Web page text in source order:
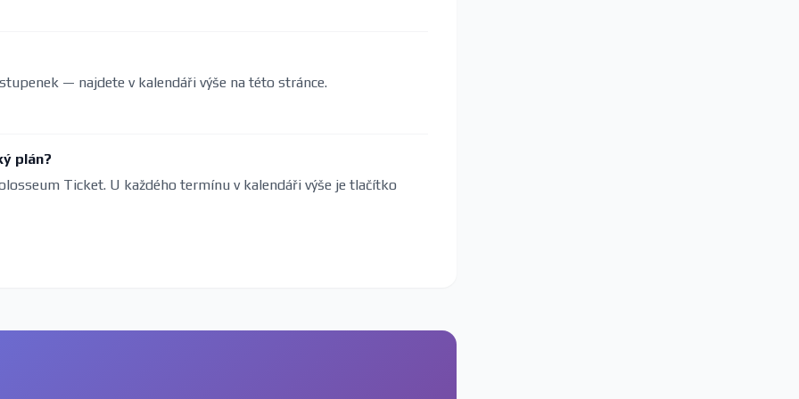
— najdete v kalendáři výše na této stránce.
plán?
Ticket. U každého termínu v kalendáři výše je tlačítko